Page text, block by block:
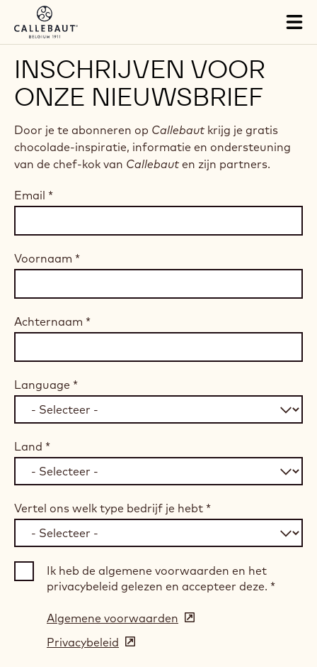
Skip to main content
INSCHRIJVEN VOOR
ONZE NIEUWSBRIEF
Door je te abonneren op Callebaut krijg je gratis
chocolade-inspiratie, informatie en ondersteuning
van de chef-kok van Callebaut en zijn partners.
Email *
Voornaam *
Achternaam *
Language *
Land *
Vertel ons welk type bedrijf je hebt *
Ik heb de algemene voorwaarden en het
privacybeleid gelezen en accepteer deze. *
Algemene voorwaarden (opens
Privacybeleid (opens